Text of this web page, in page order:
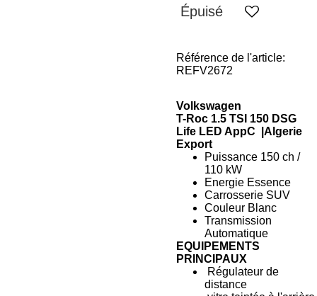
Épuisé
Référence de l'article:
REFV2672
Volkswagen
T-Roc 1.5 TSI 150 DSG
Life LED AppC | Algerie
Export
Puissance 150 ch /
110 kW
Energie Essence
Carrosserie SUV
Couleur Blanc
Transmission
Automatique
EQUIPEMENTS
PRINCIPAUX
Régulateur de
distance